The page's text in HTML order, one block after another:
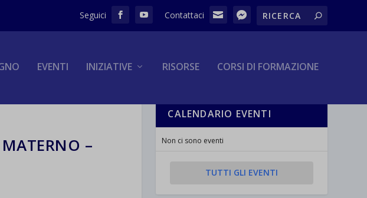
EVENTI INIZIATIVE RISORSE CORSI DI FORMAZIONE
–
CALENDARIO EVENTI
Non ci sono eventi
TUTTI GLI EVENTI